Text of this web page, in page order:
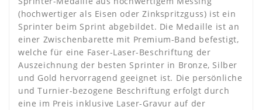
(hochwertiger als Eisen oder Zinkspritzguss) ist ein
Sprinter beim Sprint abgebildet. Die Medaille ist an
einer Zwischenbarette mit Premium-Band befestigt,
welche für eine Faser-Laser-Beschriftung der
Auszeichnung der besten Sprinter in Bronze, Silber
und Gold hervorragend geeignet ist. Die persönliche
und Turnier-bezogene Beschriftung erfolgt durch
eine im Preis inklusive Laser-Gravur auf der